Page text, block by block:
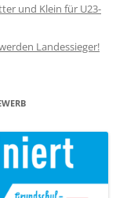
und Klein für U23-
Landessieger!